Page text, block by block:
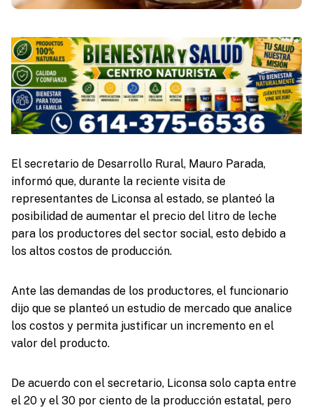
El secretario de Desarrollo Rural, Mauro Parada,
informó que, durante la reciente visita de
representantes de Liconsa al estado, se planteó la
posibilidad de aumentar el precio del litro de leche
para los productores del sector social, esto debido a
los altos costos de producción.
Ante las demandas de los productores, el funcionario
dijo que se planteó un estudio de mercado que analice
los costos y permita justificar un incremento en el
valor del producto.
De acuerdo con el secretario, Liconsa solo capta entre
el 20 y el 30 por ciento de la producción estatal, pero